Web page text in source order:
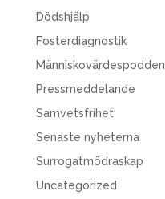
Dödshjälp
Fosterdiagnostik
Människovärdespodden
Pressmeddelande
Samvetsfrihet
Senaste nyheterna
Surrogatmödraskap
Uncategorized